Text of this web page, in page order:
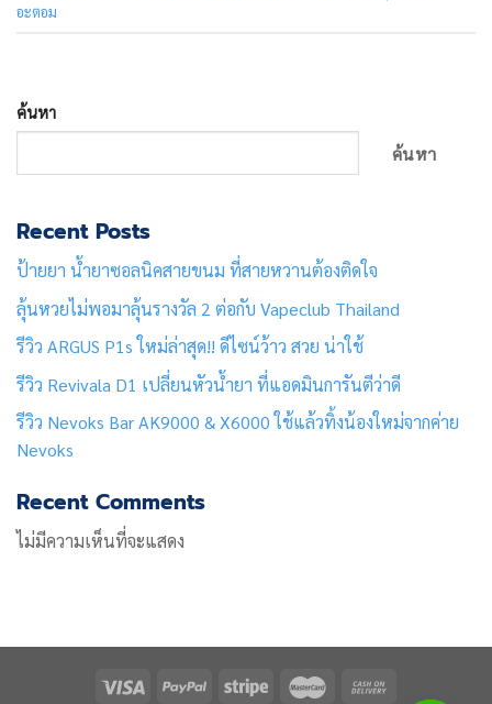
อะตอม
ค้นหา
ค้นหา
Recent Posts
ป้ายยา น้ำยาซอลนิคสายขนม ที่สายหวานต้องติดใจ
ลุ้นหวยไม่พอมาลุ้นรางวัล 2 ต่อกับ Vapeclub Thailand
รีวิว ARGUS P1s ใหม่ล่าสุด!! ดีไซน์ว้าว สวย น่าใช้
รีวิว Revivala D1 เปลี่ยนหัวน้ำยา ที่แอดมินการันตีว่าดี
รีวิว Nevoks Bar AK9000 & X6000 ใช้แล้วทิ้งน้องใหม่จากค่าย
Nevoks
Recent Comments
ไม่มีความเห็นที่จะแสดง